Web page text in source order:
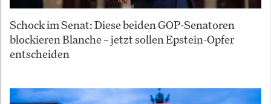
Schock im Senat: Diese beiden GOP-Senatoren
blockieren Blanche – jetzt sollen Epstein-Opfer
entscheiden